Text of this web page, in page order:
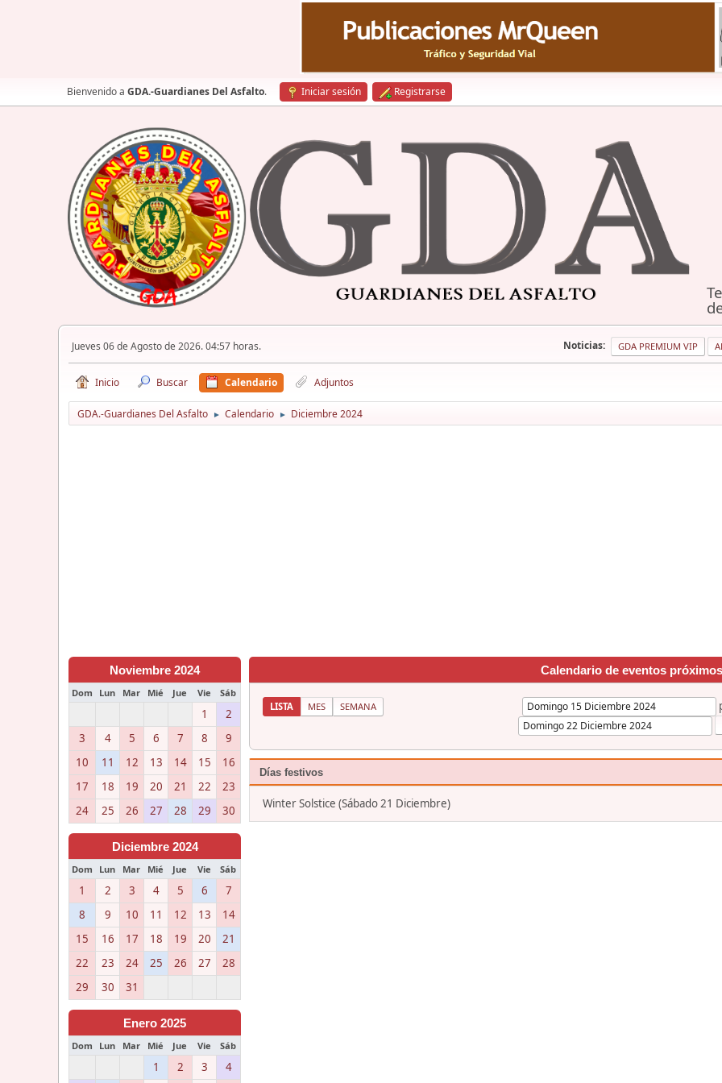
Bienvenido a GDA.-Guardianes Del Asfalto. Iniciar sesión Registrarse
Jueves 06 de Agosto de 2026. 04:57 horas. Noticias: GDA PREMIUM VIP
Inicio Buscar Calendario Adjuntos
GDA.-Guardianes Del Asfalto ► Calendario ► Diciembre 2024
Noviembre 2024
Dom Lun Mar Mié Jue Vie Sáb
1
2
3
4 5 6 7 8
9
10
11 12 13 14 15
16
17
18 19 20 21 22
23
24
25 26 27 28 29 30
Diciembre 2024
Dom Lun Mar Mié Jue Vie Sáb
1 2 3 4 5 6
7
8
9 10 11 12 13
14
15
16 17 18 19 20
21
22
23 24 25 26 27
28
29
30 31
Enero 2025
Dom Lun Mar Mié Jue Vie Sáb
1 2 3 4
Calendario de eventos próximos
LISTA MES SEMANA
Días festivos
Winter Solstice (Sábado 21 Diciembre)